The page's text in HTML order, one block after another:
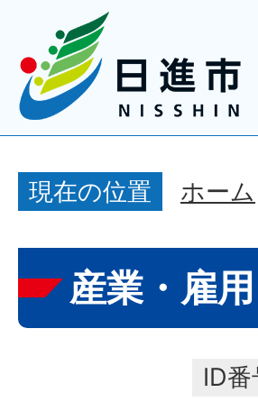
現在の位置 ホーム
産業・雇
ID番